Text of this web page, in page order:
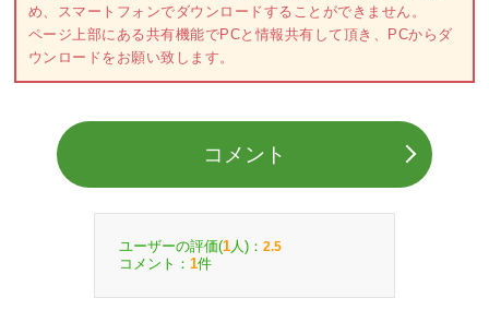
め、スマートフォンでダウンロードすることができません。
ページ上部にある共有機能でPCと情報共有して頂き、PCからダ
ウンロードをお願い致します。
コメント
ユーザーの評価(1 人)： 2.5
コメント： 1件